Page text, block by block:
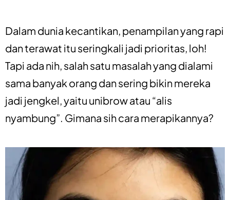
Dalam dunia kecantikan, penampilan yang rapi
dan terawat itu seringkali jadi prioritas, loh!
Tapi ada nih, salah satu masalah yang dialami
sama banyak orang dan sering bikin mereka
jadi jengkel, yaitu unibrow atau “alis
nyambung”. Gimana sih cara merapikannya?